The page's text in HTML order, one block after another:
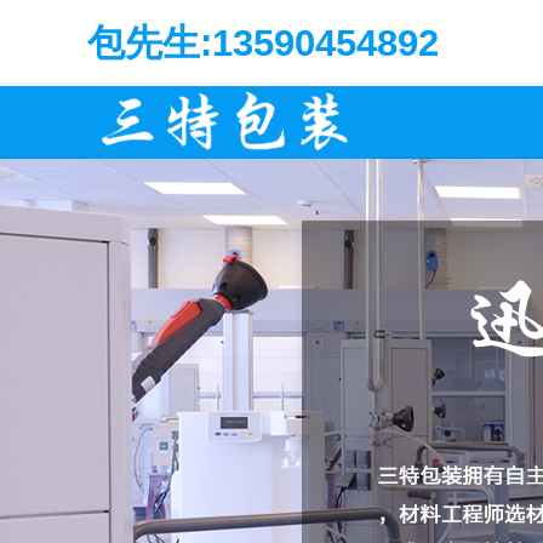
包先生:13590454892